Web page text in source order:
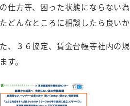
仕方等、困った状態にならない
どんなところに相談したら良いか
、３６協定、賃金台帳等社内の
す。